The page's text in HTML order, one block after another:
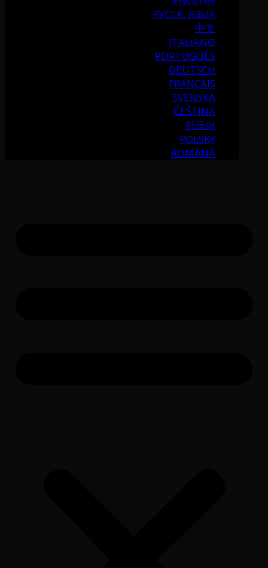
РУССК. ЯЗЫК
中文
ITALIANO
PORTUGUÉS
DEUTSCH
FRANÇAIS
SVENSKA
ČEŠTINA
한국어
POLSKY
ROMÂNĂ